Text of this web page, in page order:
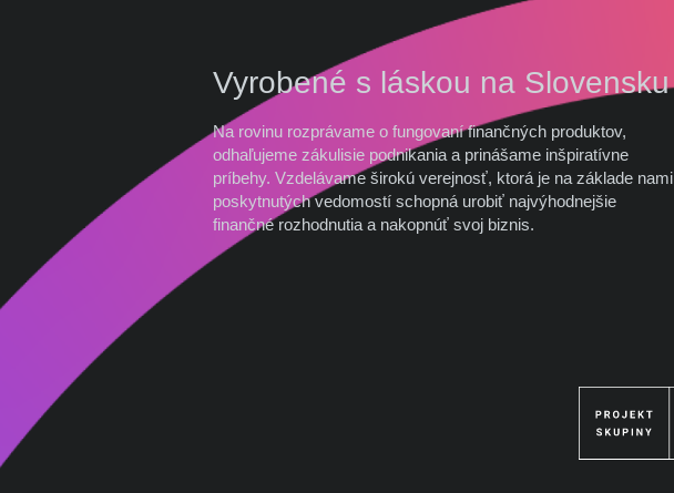
Vyrobené s láskou na Slovensku
Na rovinu rozprávame o fungovaní finančných produktov,
odhaľujeme zákulisie podnikania a prinášame inšpiratívne
príbehy. Vzdelávame širokú verejnosť, ktorá je na základe nami
poskytnutých vedomostí schopná urobiť najvýhodnejšie
finančné rozhodnutia a nakopnúť svoj biznis.